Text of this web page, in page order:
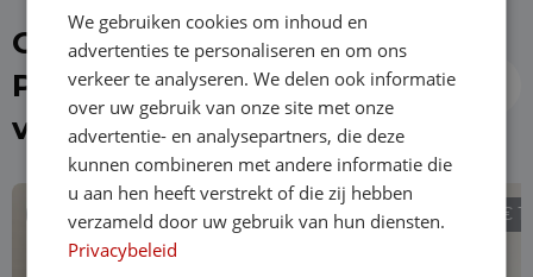
Of kies direct een
Peugeot Expert uit de
voorraad
€ 19.490 €
We gebruiken cookies om inhoud en
advertenties te personaliseren en om ons
verkeer te analyseren. We delen ook informatie
over uw gebruik van onze site met onze
advertentie- en analysepartners, die deze
kunnen combineren met andere informatie die
u aan hen heeft verstrekt of die zij hebben
verzameld door uw gebruik van hun diensten.
Privacybeleid